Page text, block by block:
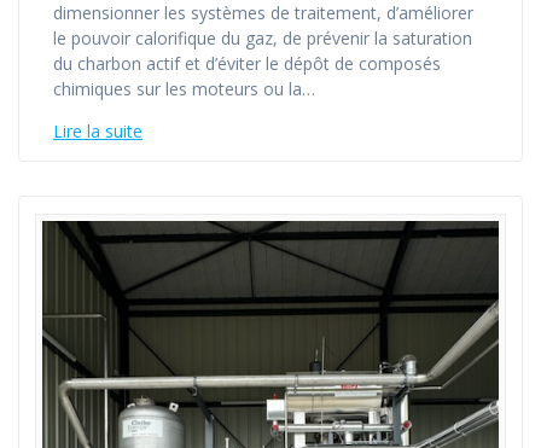
dimensionner les systèmes de traitement, d’améliorer
le pouvoir calorifique du gaz, de prévenir la saturation
du charbon actif et d’éviter le dépôt de composés
chimiques sur les moteurs ou la…
Lire la suite